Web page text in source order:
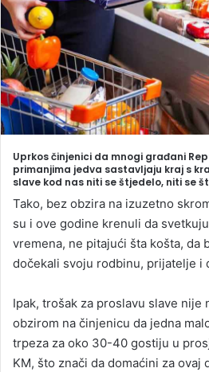
l
Uprkos činjenici da mnogi građani
primanjima jedva sastavljaju kraj s
slave kod nas niti se štjedelo, niti se
Tako, bez obzira na izuzetno
su i ove godine krenuli da
vremena, ne pitajući šta košta, da
dočekali svoju rodbinu, prijatelje i
Ipak, trošak za proslavu slave nije
obzirom na činjenicu da jedna
trpeza za oko 30-40 gostiju u
KM, što znači da domaćini za ovaj